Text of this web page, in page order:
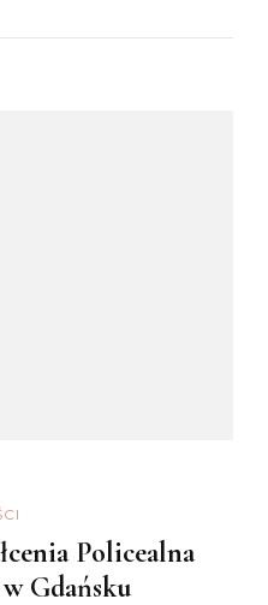
Policealna
Gdańsku